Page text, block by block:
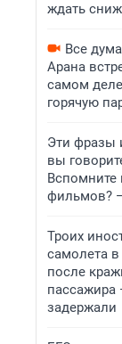
ждать
Все
Арана
самом
горячую
Эти фразы
вы
Вспомните
фильмов?
Троих
самолета в
после
задержали